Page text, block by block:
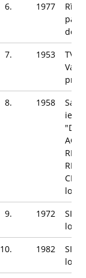
6. 1977
7. 1953
TV
8. 1958
"DR.
ACU
9. 1972
SIA
10. 1982
SIA